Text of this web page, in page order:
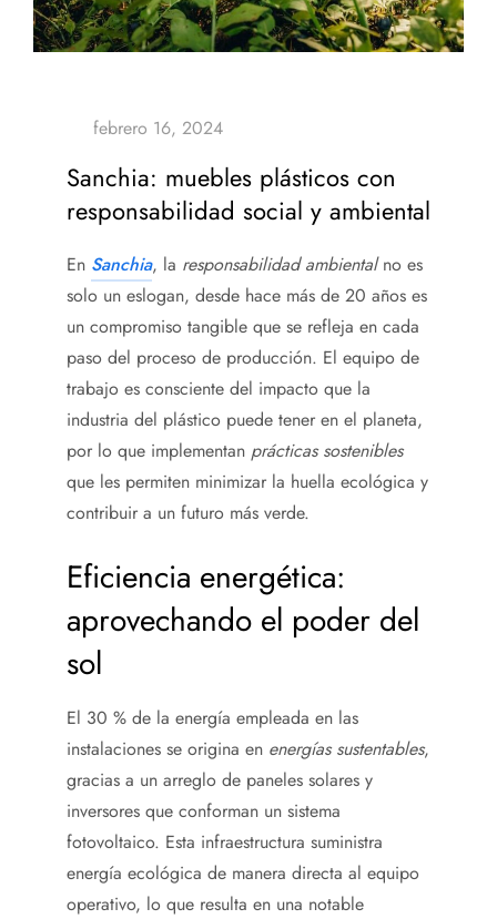
Sanchia: muebles plásticos con
responsabilidad social y ambiental
En Sanchia, la responsabilidad ambientalno es
solo un eslogan, desde hace más de 20 años es
un compromiso tangible que se refleja en cada
paso del proceso de producción. El equipo de
trabajo es consciente del impacto que la
industria del plástico puede tener en el planeta,
por lo que implementan prácticas sostenibles
que les permiten minimizar la huella ecológica y
contribuir a un futuro más verde.
Eficiencia energética:
aprovechando el poder del
sol
El 30 % de la energía empleada en las
instalaciones se origina en energías sustentables,
gracias a un arreglo de paneles solares y
inversores que conforman un sistema
fotovoltaico. Esta infraestructura suministra
energía ecológica de manera directa al equipo
operativo, lo que resulta en una notable